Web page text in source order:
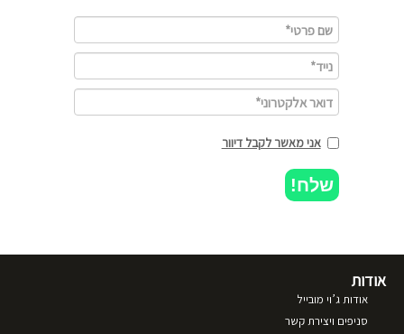
אני מאשר לקבל דיוור
שלח!
אודות
אודות ג’וי מובייל
סניפים ויצירת קשר